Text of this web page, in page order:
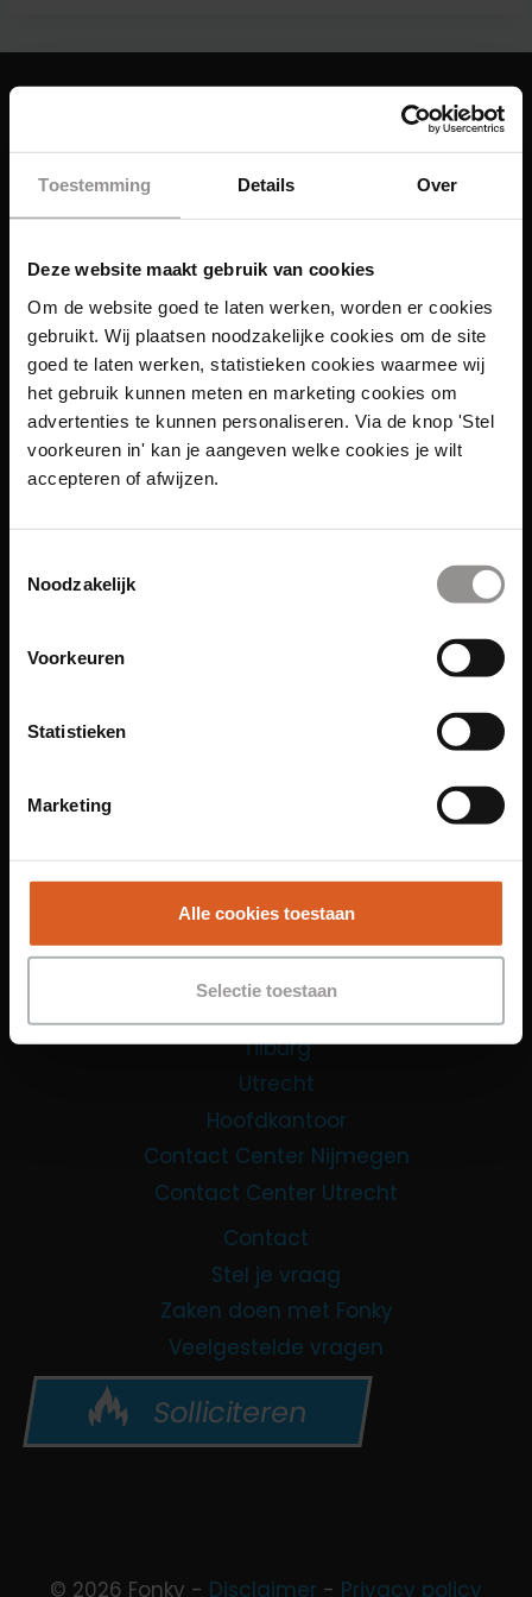
Toestemming Details Over
Deze website maakt gebruik van cookies
Om de website goed te laten werken, worden er cookies
gebruikt. Wij plaatsen noodzakelijke cookies om de site
goed te laten werken, statistieken cookies waarmee wij
het gebruik kunnen meten en marketing cookies om
advertenties te kunnen personaliseren. Via de knop 'Stel
voorkeuren in' kan je aangeven welke cookies je wilt
accepteren of afwijzen.
Noodzakelijk
Voorkeuren
Statistieken
Marketing
Alle cookies toestaan
Selectie toestaan
Leiden
Maastricht
Tilburg
Utrecht
Hoofdkantoor
Contact Center Nijmegen
Contact Center Utrecht
Contact
Stel je vraag
Zaken doen met Fonky
Veelgestelde vragen
Solliciteren
© 2026 Fonky - Disclaimer - Privacy policy